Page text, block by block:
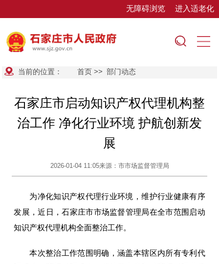
无障碍浏览 进入适老化
当前的位置： 首页 >>部门动态
石家庄市启动知识产权代理机构整
治工作 净化行业环境 护航创新发
展
2026-01-04 11:05来源：市市场监督管理局
为净化知识产权代理行业环境，维护行业健康有序
发展，近日，石家庄市市场监督管理局在全市范围启动
知识产权代理机构全面整治工作。​
本次整治工作范围明确，涵盖本辖区内所有专利代